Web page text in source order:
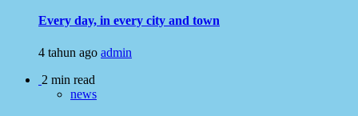
Every day, in every city and town
4 tahun ago admin
2 min read
news